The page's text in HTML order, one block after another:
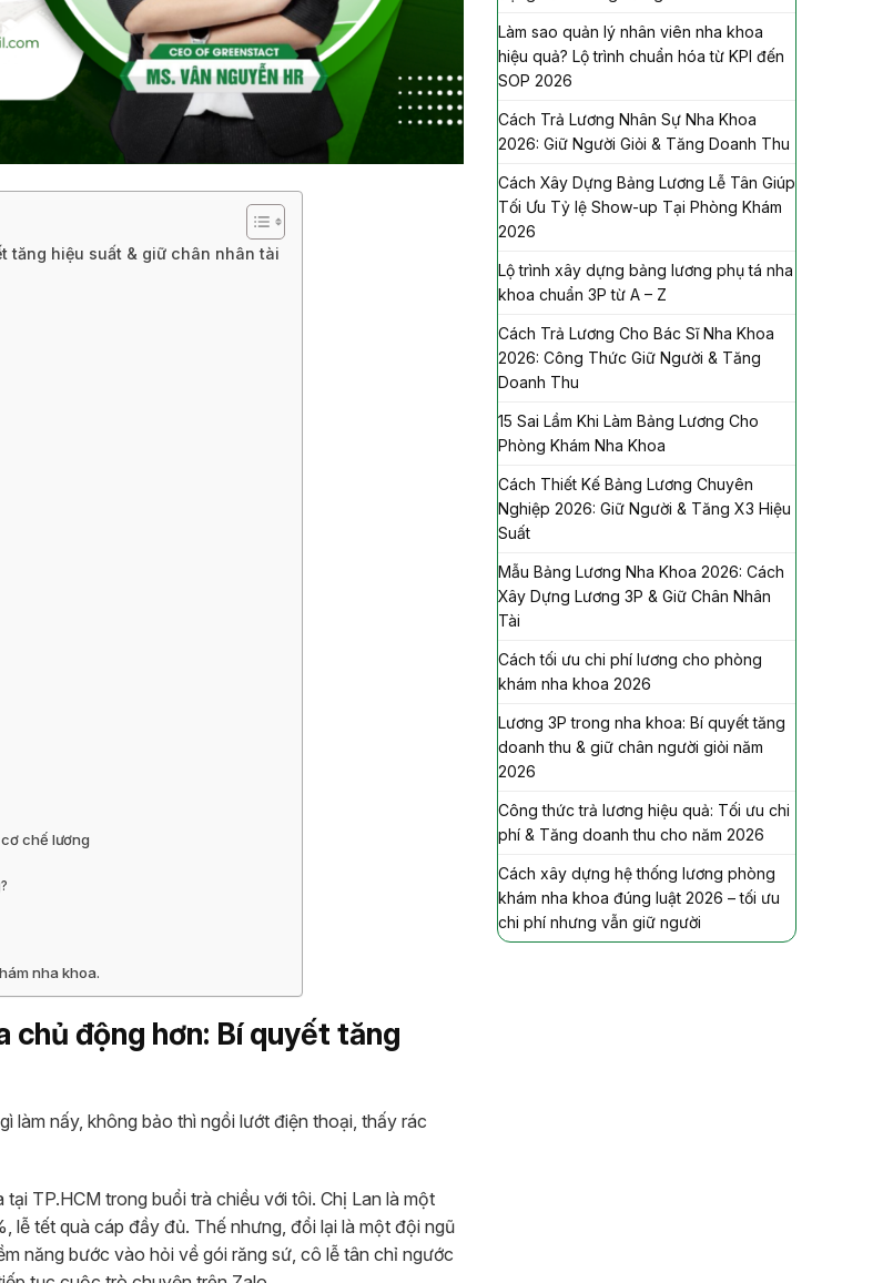
tăng hiệu suất & giữ chân nhân tài
chế lương
nha khoa.
chủ động hơn: Bí quyết tăng
làm nấy, không bảo thì ngồi lướt điện thoại, thấy rác
TP.HCM trong buổi trà chiều với tôi. Chị Lan là một
lễ tết quà cáp đầy đủ. Thế nhưng, đổi lại là một đội ngũ
năng bước vào hỏi về gói răng sứ, cô lễ tân chỉ ngước
Làm sao quản lý nhân viên nha khoa
hiệu quả? Lộ trình chuẩn hóa từ KPI đến
SOP 2026
Cách Trả Lương Nhân Sự Nha Khoa
2026: Giữ Người Giỏi & Tăng Doanh Thu
Cách Xây Dựng Bảng Lương Lễ Tân Giúp
Tối Ưu Tỷ lệ Show-up Tại Phòng Khám
2026
Lộ trình xây dựng bảng lương phụ tá nha
khoa chuẩn 3P từ A – Z
Cách Trả Lương Cho Bác Sĩ Nha Khoa
2026: Công Thức Giữ Người & Tăng
Doanh Thu
15 Sai Lầm Khi Làm Bảng Lương Cho
Phòng Khám Nha Khoa
Cách Thiết Kế Bảng Lương Chuyên
Nghiệp 2026: Giữ Người & Tăng X3 Hiệu
Suất
Mẫu Bảng Lương Nha Khoa 2026: Cách
Xây Dựng Lương 3P & Giữ Chân Nhân
Tài
Cách tối ưu chi phí lương cho phòng
khám nha khoa 2026
Lương 3P trong nha khoa: Bí quyết tăng
doanh thu & giữ chân người giỏi năm
2026
Công thức trả lương hiệu quả: Tối ưu chi
phí & Tăng doanh thu cho năm 2026
Cách xây dựng hệ thống lương phòng
khám nha khoa đúng luật 2026 – tối ưu
chi phí nhưng vẫn giữ người